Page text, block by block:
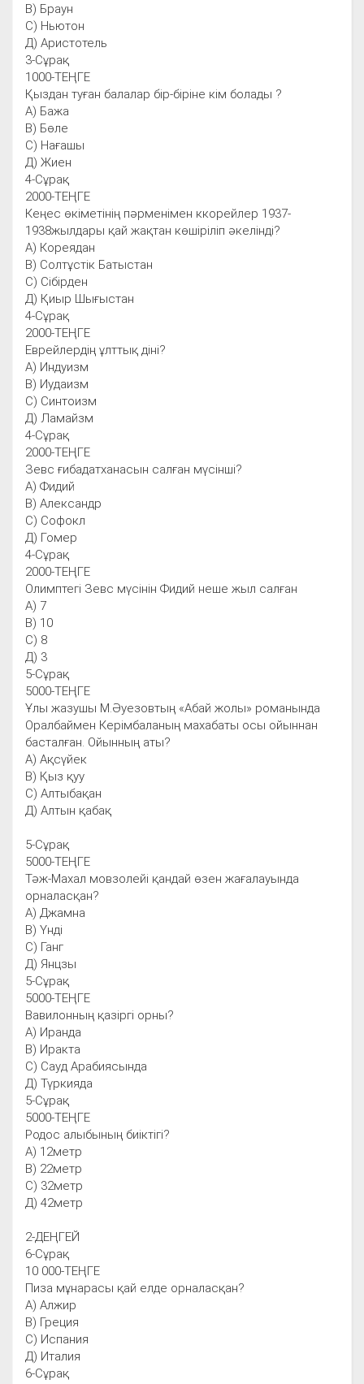
В) Браун
С) Ньютон
Д) Аристотель
3-Сұрақ
1000-ТЕҢГЕ
Қыздан туған балалар бір-біріне кім болады ?
А) Бажа
В) Бөле
С) Нағашы
Д) Жиен
4-Сұрақ
2000-ТЕҢГЕ
Кеңес өкіметінің пәрменімен ккорейлер 1937-
1938жылдары қай жақтан көшіріліп әкелінді?
А) Кореядан
В) Солтұстік Батыстан
С) Сібірден
Д) Қиыр Шығыстан
4-Сұрақ
2000-ТЕҢГЕ
Еврейлердің ұлттық діні?
А) Индуизм
В) Иудаизм
С) Синтоизм
Д) Ламайзм
4-Сұрақ
2000-ТЕҢГЕ
Зевс ғибадатханасын салған мүсінші?
А) Фидий
В) Александр
С) Софокл
Д) Гомер
4-Сұрақ
2000-ТЕҢГЕ
Олимптегі Зевс мүсінін Фидий неше жыл салған
А) 7
В) 10
С) 8
Д) 3
5-Сұрақ
5000-ТЕҢГЕ
Ұлы жазушы М.Әуезовтың «Абай жолы» романында
Оралбаймен Керімбаланың махабаты осы ойыннан
басталған. Ойынның аты?
А) Ақсүйек
В) Қыз қуу
С) Алтыбақан
Д) Алтын қабақ
5-Сұрақ
5000-ТЕҢГЕ
Тәж-Махал мовзолейі қандай өзен жағалауында
орналасқан?
А) Джамна
В) Үнді
С) Ганг
Д) Янцзы
5-Сұрақ
5000-ТЕҢГЕ
Вавилонның қазіргі орны?
А) Иранда
В) Иракта
С) Сауд Арабиясында
Д) Түркияда
5-Сұрақ
5000-ТЕҢГЕ
Родос алыбының биіктігі?
А) 12метр
В) 22метр
С) 32метр
Д) 42метр
2-ДЕҢГЕЙ
6-Сұрақ
10 000-ТЕҢГЕ
Пиза мұнарасы қай елде орналасқан?
А) Алжир
В) Греция
С) Испания
Д) Италия
6-Сұрақ